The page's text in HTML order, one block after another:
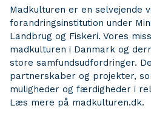
Madkulturen er en selvejende
forandringsinstitution under
Landbrug og Fiskeri. Vores
madkulturen i Danmark og
store samfundsudfordringer.
partnerskaber og projekter,
muligheder og færdigheder i
Læs mere på madkulturen.dk.